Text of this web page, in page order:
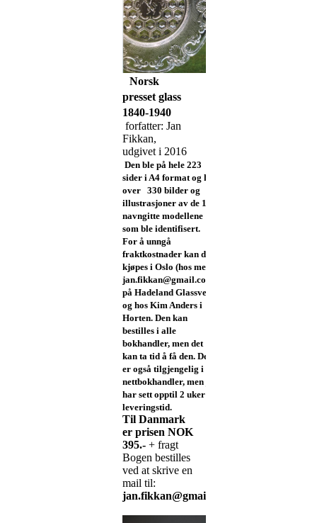
Norsk
presset glass
1840-1940
forfatter: Jan
Fikkan,
udgivet i 2016
Den ble på hele 223
sider i A4 format og har
over 330 bilder og
illustrasjoner av de 112
navngitte modellene
som ble identifisert.
For å unngå
fraktkostnader kan den
kjøpes i Oslo (hos meg:
jan.fikkan@gmail.com),
på Hadeland Glassverk,
og hos Kim Anders i
Horten. Den kan
bestilles i alle
bokhandler, men det
kan ta tid å få den. Den
er også tilgjengelig i
nettbokhandler, men jeg
har sett opptil 2 uker
leveringstid.
Til Danmark
er prisen NOK
395.- + fragt
Bogen bestilles
ved at skrive en
mail til:
jan.fikkan@gmail.com